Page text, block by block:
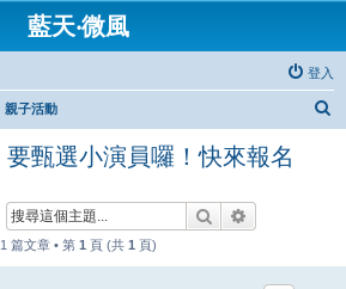
藍天‧微風
登入
親子活動
要甄選小演員囉！快來報名
搜尋
1 篇文章 • 第 1 頁 (共 1 頁)